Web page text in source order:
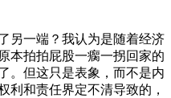
另一端？我认为是随着经济
本拍拍屁股一瘸一拐回家的
。但这只是表象，而不是内
利和责任界定不清导致的，